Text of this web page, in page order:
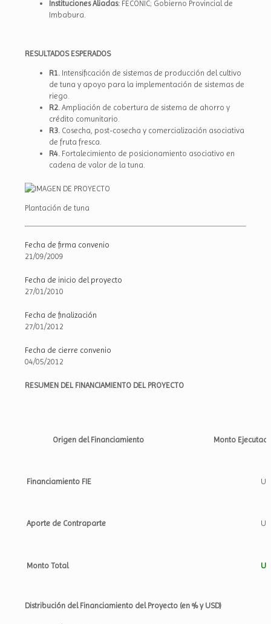
Instituciones Aliadas: FECONIC; Gobierno Provincial de
Imbabura.
RESULTADOS ESPERADOS
R1. Intensificación de sistemas de producción del cultivo
de tuna y apoyo para la implementación de sistemas de
riego.
R2. Ampliación de cobertura de sistema de ahorro y
crédito comunitario.
R3. Cosecha, post-cosecha y comercialización asociativa
de fruta fresca.
R4. Fortalecimiento de posicionamiento asociativo en
cadena de valor de la tuna.
Plantación de tuna
Fecha de firma convenio
21/09/2009
Fecha de inicio del proyecto
27/01/2010
Fecha de finalización
27/01/2012
Fecha de cierre convenio
04/05/2012
RESUMEN DEL FINANCIAMIENTO DEL PROYECTO
Origen del Financiamiento Monto
Financiamiento FIE
Aporte de Contraparte
Monto Total
Distribución del Financiamiento del Proyecto (en % y USD)